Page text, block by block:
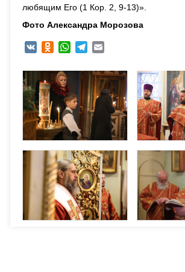
любящим Его (1 Кор. 2, 9-13)».
Фото Александра Морозова
VK Odnoklassniki
WhatsAppTelegram